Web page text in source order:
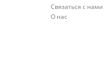
Связаться с нами
О нас